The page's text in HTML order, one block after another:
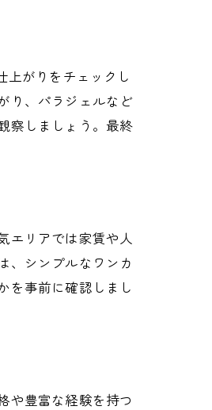
上がりをチェックし
り、パラジェルなど
察しましょう。最終
エリアでは家賃や人
、シンプルなワンカ
を事前に確認しまし
や豊富な経験を持つ